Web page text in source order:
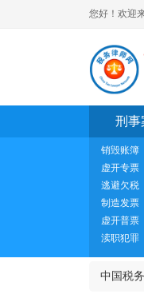
您好！欢迎
刑事
销毁账簿
虚开专票
逃避欠税
制造发票
虚开普票
渎职犯罪
中国税